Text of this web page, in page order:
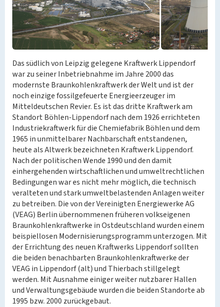
Das südlich von Leipzig gelegene Kraftwerk Lippendorf
war zu seiner Inbetriebnahme im Jahre 2000 das
modernste Braunkohlenkraftwerk der Welt und ist der
noch einzige fossilgefeuerte Energieerzeuger im
Mitteldeutschen Revier. Es ist das dritte Kraftwerk am
Standort Böhlen-Lippendorf nach dem 1926 errichteten
Industriekraftwerk für die Chemiefabrik Böhlen und dem
1965 in unmittelbarer Nachbarschaft entstandenen,
heute als Altwerk bezeichneten Kraftwerk Lippendorf.
Nach der politischen Wende 1990 und den damit
einhergehenden wirtschaftlichen und umweltrechtlichen
Bedingungen war es nicht mehr möglich, die technisch
veralteten und stark umweltbelastenden Anlagen weiter
zu betreiben. Die von der Vereinigten Energiewerke AG
(VEAG) Berlin übernommenen früheren volkseigenen
Braunkohlenkraftwerke in Ostdeutschland wurden einem
beispiellosen Modernisierungsprogramm unterzogen. Mit
der Errichtung des neuen Kraftwerks Lippendorf sollten
die beiden benachbarten Braunkohlenkraftwerke der
VEAG in Lippendorf (alt) und Thierbach stillgelegt
werden. Mit Ausnahme einiger weiter nutzbarer Hallen
und Verwaltungsgebäude wurden die beiden Standorte ab
1995 bzw. 2000 zurückgebaut.